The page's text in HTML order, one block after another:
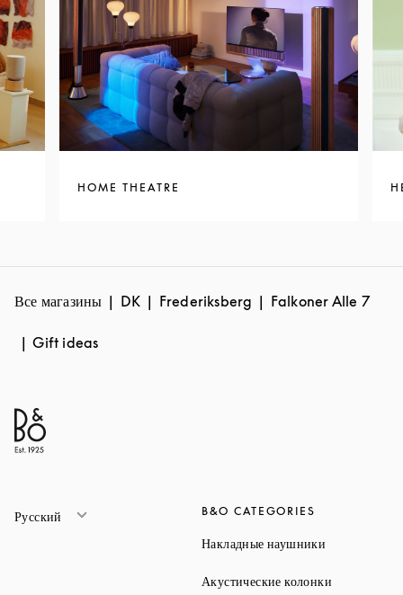
HOME THEATRE
Все магазины DK Frederiksberg Falkoner Alle 7
Gift ideas
Русский B&O CATEGORIES
Накладные наушники
Акустические колонки